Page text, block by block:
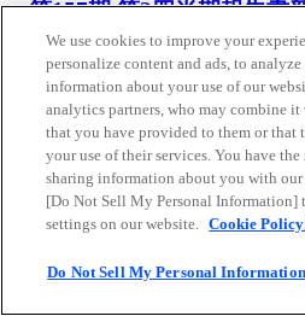
第157期 第2四半期報告書
ファイル名
financial-report-157q2.pdf
サイズ
507 KB
フォーマット
application/pdf
We use cookies to improve your
personalize content and ads, to
information about your use of our
analytics partners, who may combine
that you have provided to them or that
your use of their services. You have
sharing information about you with our
[Do Not Sell My Personal Information]
settings on our website. Cookie Policy
Do Not Sell My Personal Information